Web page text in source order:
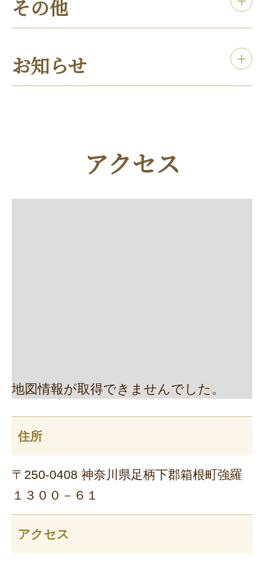
その他
お知らせ
アクセス
地図情報が取得できませんでした。
住所
〒250-0408 神奈川県足柄下郡箱根町強羅
１３００－６１
アクセス